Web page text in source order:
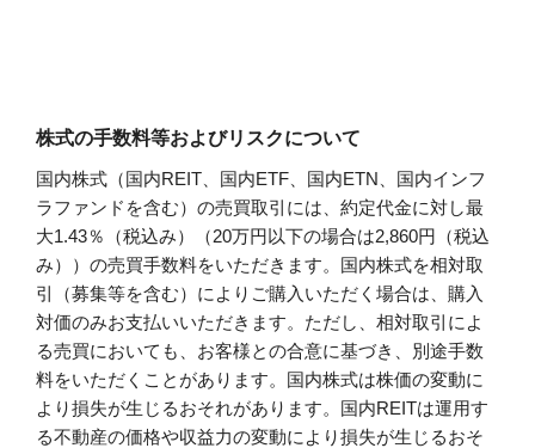
株式の手数料等およびリスクについて
国内株式（国内REIT、国内ETF、国内ETN、国内インフ
ラファンドを含む）の売買取引には、約定代金に対し最
大1.43％（税込み）（20万円以下の場合は2,860円（税込
み））の売買手数料をいただきます。国内株式を相対取
引（募集等を含む）によりご購入いただく場合は、購入
対価のみお支払いいただきます。ただし、相対取引によ
る売買においても、お客様との合意に基づき、別途手数
料をいただくことがあります。国内株式は株価の変動に
より損失が生じるおそれがあります。国内REITは運用す
る不動産の価格や収益力の変動により損失が生じるおそ